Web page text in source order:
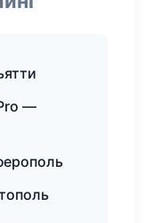
—